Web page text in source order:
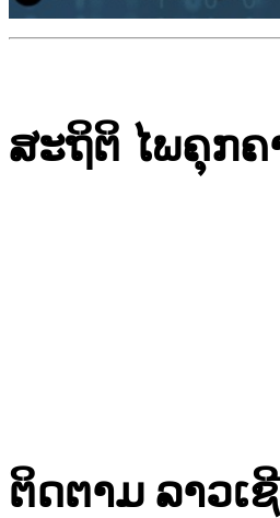
ສະຖິຕິ ໄພຄຸກຄ
ຕິດຕາມ ລາວເ